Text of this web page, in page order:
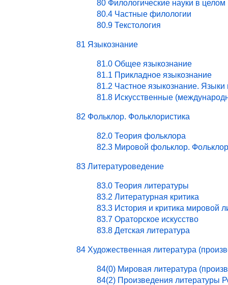
80 Филологические науки в целом
80.4 Частные филологии
80.9 Текстология
81 Языкознание
81.0 Общее языкознание
81.1 Прикладное языкознание
81.2 Частное языкознание. Языки
81.8 Искусственные
82 Фольклор. Фольклористика
82.0 Теория фольклора
82.3 Мировой фольклор.
83 Литературоведение
83.0 Теория литературы
83.2 Литературная критика
83.3 История и критика мировой
83.7 Ораторское искусство
83.8 Детская литература
84 Художественная литература
84(0) Мировая литература
84(2) Произведения литературы